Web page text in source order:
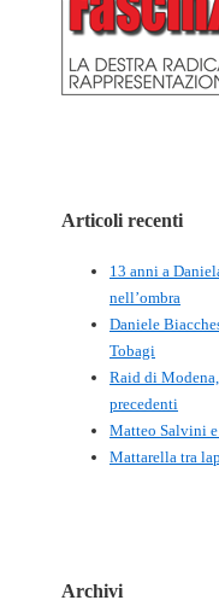
Articoli recenti
13 anni a
nell’ombra
Daniele
Tobagi
Raid di
precedenti
Matteo Salvini
Mattarella tra
Archivi